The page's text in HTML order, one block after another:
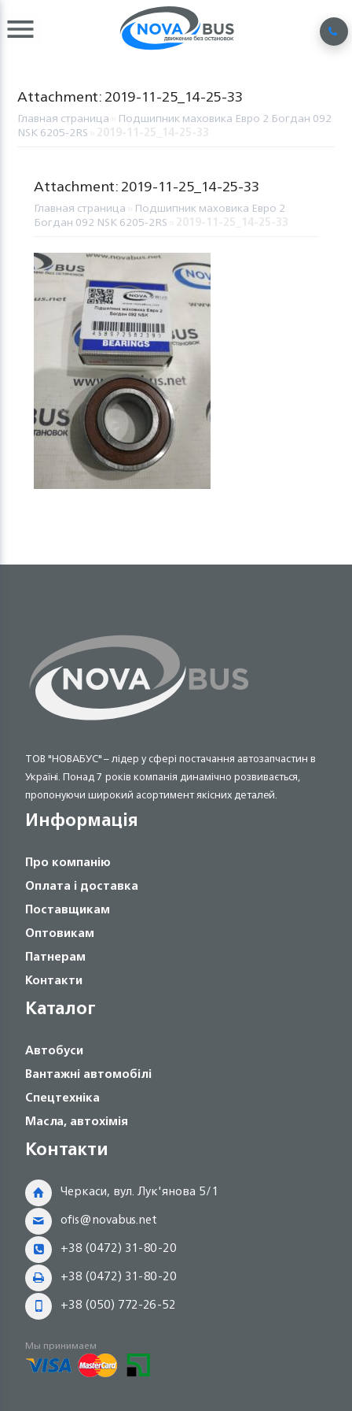
Attachment: 2019-11-25_14-25-33
Главная страница Подшипник маховика Евро 2 Богдан 092
NSK 6205-2RS
Attachment: 2019-11-25_14-25-33
Главная страница Подшипник маховика Евро 2
Богдан 092 NSK 6205-2RS
ТОВ "НОВАБУС" – лідер у сфері постачання автозапчастин в
Україні. Понад 7 років компанія динамічно розвивається,
пропонуючи широкий асортимент якісних деталей.
Информація
Про компанію
Оплата і доставка
Поставщикам
Оптовикам
Патнерам
Контакти
Каталог
Автобуси
Вантажні автомобілі
Спецтехніка
Масла, автохімія
Контакти
Черкаси, вул. Лук'янова 5/1
ofis@novabus.net
+38 (0472) 31-80-20
+38 (0472) 31-80-20
+38 (050) 772-26-52
Мы принимаем